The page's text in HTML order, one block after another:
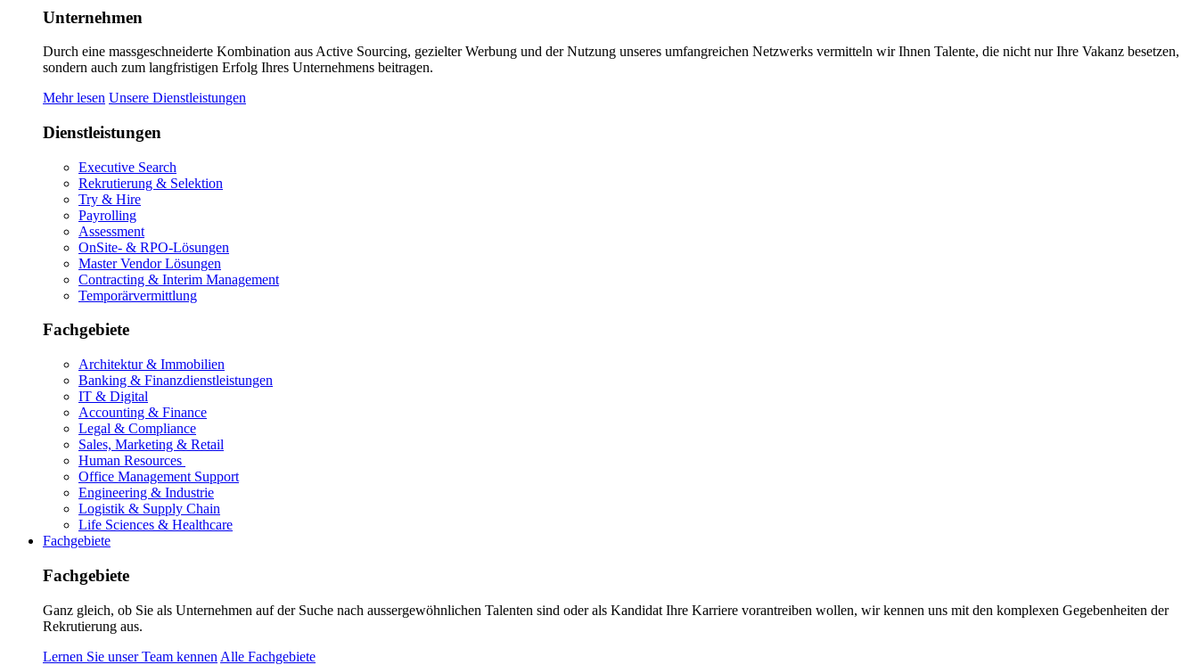
Unternehmen
Durch eine massgeschneiderte Kombination aus Active Sourcing, gezielter Werbung und der Nutzung unseres umfangreichen Netzwerks vermitteln wir Ihnen Talente, die nicht nur Ihre Vakanz besetzen,
sondern auch zum langfristigen Erfolg Ihres Unternehmens beitragen.
Mehr lesen Unsere Dienstleistungen
Dienstleistungen
Executive Search
Rekrutierung & Selektion
Try & Hire
Payrolling
Assessment
OnSite- & RPO-Lösungen
Master Vendor Lösungen
Contracting & Interim Management
Temporärvermittlung
Fachgebiete
Architektur & Immobilien
Banking & Finanzdienstleistungen
IT & Digital
Accounting & Finance
Legal & Compliance
Sales, Marketing & Retail
Human Resources
Office Management Support
Engineering & Industrie
Logistik & Supply Chain
Life Sciences & Healthcare
Fachgebiete
Fachgebiete
Ganz gleich, ob Sie als Unternehmen auf der Suche nach aussergewöhnlichen Talenten sind oder als Kandidat Ihre Karriere vorantreiben wollen, wir kennen uns mit den komplexen Gegebenheiten der
Rekrutierung aus.
Lernen Sie unser Team kennen Alle Fachgebiete